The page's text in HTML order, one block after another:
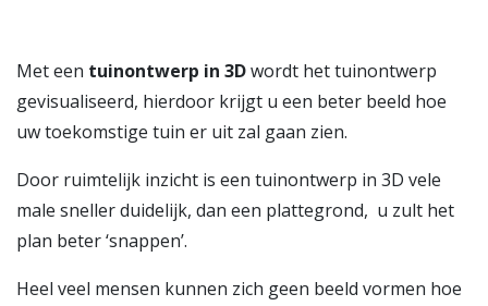
Met een tuinontwerp in 3Dwordt het tuinontwerp
gevisualiseerd, hierdoor krijgt u een beter beeld hoe
uw toekomstige tuin er uit zal gaan zien.
Door ruimtelijk inzicht is een tuinontwerp in 3D vele
male sneller duidelijk, dan een plattegrond, u zult het
plan beter ‘snappen’.
Heel veel mensen kunnen zich geen beeld vormen hoe